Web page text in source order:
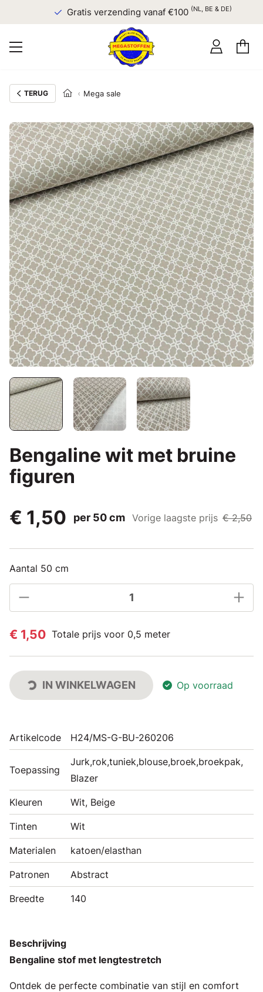
Gratis verzending vanaf €100(NL, BE & DE)
TERUG Mega sale
Bengaline wit met bruine
figuren
€ 1,50
per 50 cm Vorige laagste prijs € 2,50
Aantal 50 cm
€ 1,50 Totale prijs voor 0,5 meter
IN WINKELWAGEN Op voorraad
Artikelcode H24/MS-G-BU-260206
Toepassing
Jurk,rok,tuniek,blouse,broek,broekpak,
Blazer
Kleuren Wit, Beige
Tinten Wit
Materialen katoen/elasthan
Patronen Abstract
Breedte 140
Beschrijving
Bengaline stof met lengtestretch
Ontdek de perfecte combinatie van stijl en comfort